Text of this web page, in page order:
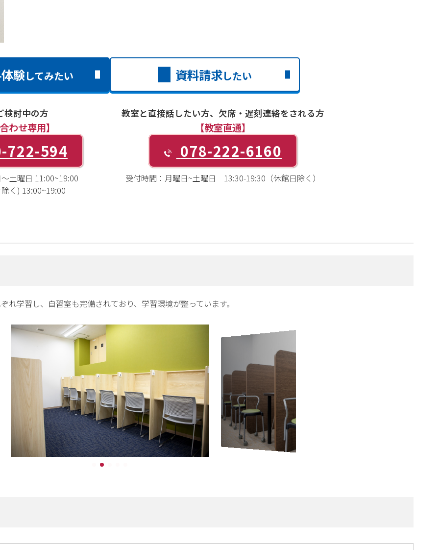
験してみたい 資料請求したい
検討中の方
わせ専用】
722-594
土曜日 11:00~19:00
く) 13:00~19:00
教室と直接話したい方、欠席・遅刻連絡をされる方
【教室直通】
078-222-6160
受付時間： 月曜日~土曜日 13:30-19:30（休館日除く）
学習し、自習室も完備されており、学習環境が整っています。